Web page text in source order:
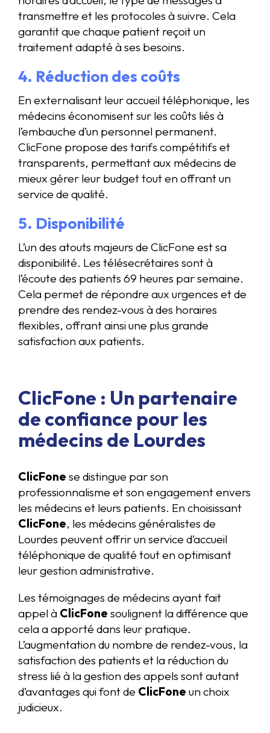
transmettre et les protocoles à suivre. Cela
garantit que chaque patient reçoit un
traitement adapté à ses besoins.
4. Réduction des coûts
En externalisant leur accueil téléphonique, les
médecins économisent sur les coûts liés à
l’embauche d’un personnel permanent.
ClicFone propose des tarifs compétitifs et
transparents, permettant aux médecins de
mieux gérer leur budget tout en offrant un
service de qualité.
5. Disponibilité
L’un des atouts majeurs de ClicFone est sa
disponibilité. Les télésecrétaires sont à
l’écoute des patients 69 heures par semaine.
Cela permet de répondre aux urgences et de
prendre des rendez-vous à des horaires
flexibles, offrant ainsi une plus grande
satisfaction aux patients.
ClicFone : Un partenaire
de confiance pour les
médecins de Lourdes
ClicFone se distingue par son
professionnalisme et son engagement envers
les médecins et leurs patients. En choisissant
ClicFone, les médecins généralistes de
Lourdes peuvent offrir un service d’accueil
téléphonique de qualité tout en optimisant
leur gestion administrative.
Les témoignages de médecins ayant fait
appel à ClicFone soulignent la différence que
cela a apporté dans leur pratique.
L’augmentation du nombre de rendez-vous, la
satisfaction des patients et la réduction du
stress lié à la gestion des appels sont autant
d’avantages qui font de ClicFone un choix
judicieux.